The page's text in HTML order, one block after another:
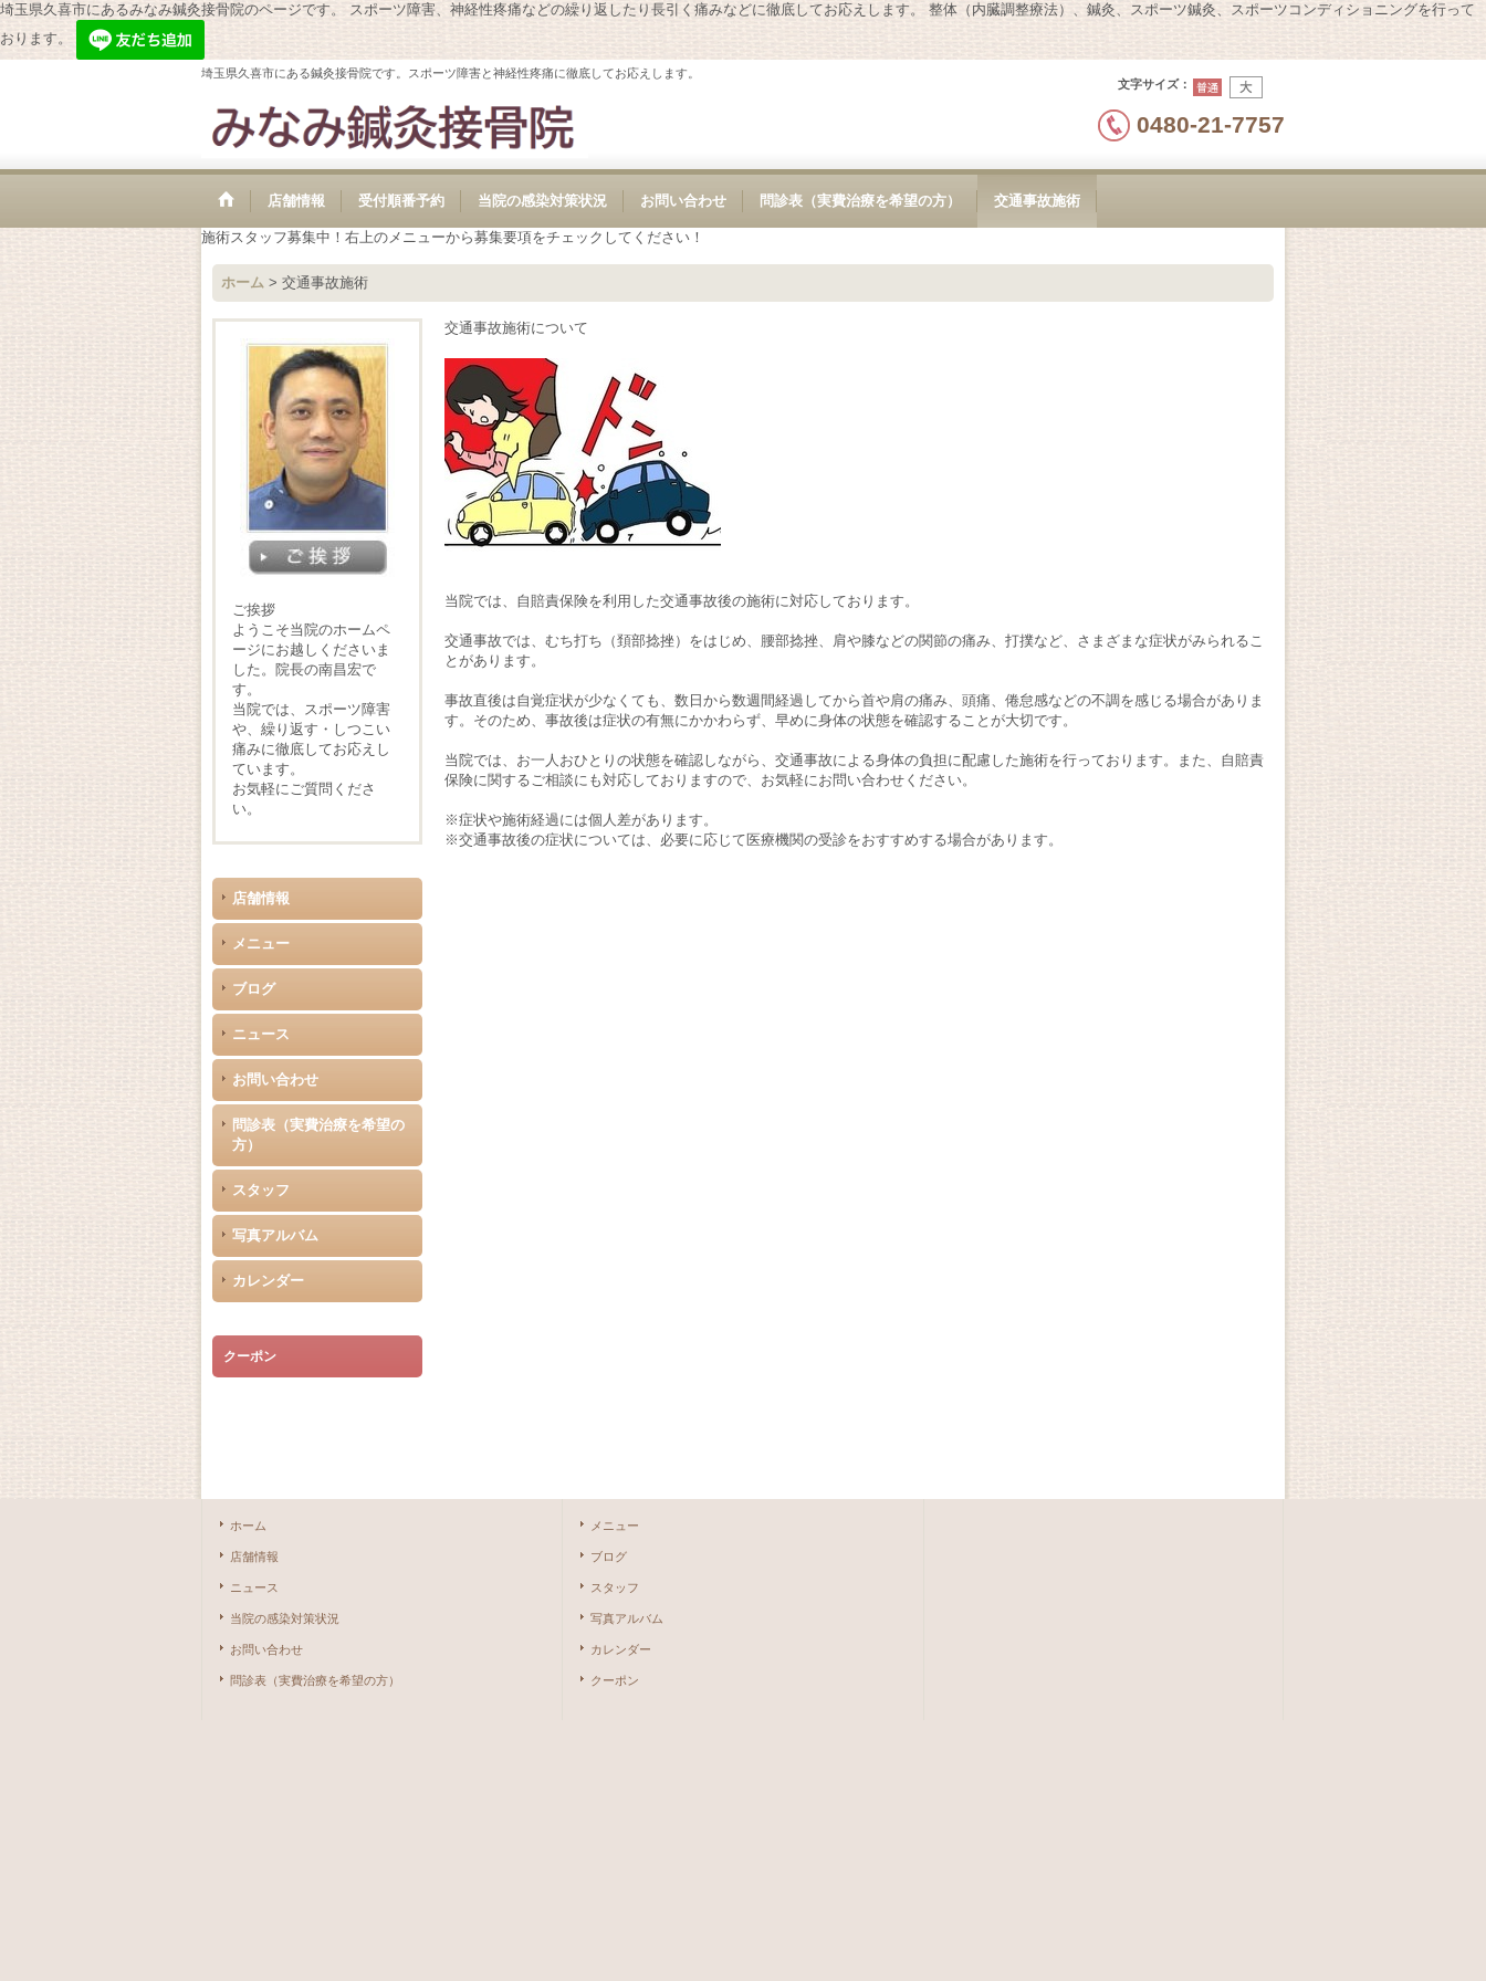
埼玉県久喜市にあるみなみ鍼灸接骨院のページです。 スポーツ障害、神経性疼痛などの繰り返したり長引く痛みなどに徹底してお応えします。 整体（内臓調整療法）、鍼灸、スポーツ鍼灸、スポーツコンディショニングを行って
おります。
埼玉県久喜市にある鍼灸接骨院です。スポーツ障害と神経性疼痛に徹底してお応えします。
文字サイズ：
0480-21-7757
店舗情報 受付順番予約 当院の感染対策状況 お問い合わせ 問診表（実費治療を希望の方） 交通事故施術
施術スタッフ募集中！右上のメニューから募集要項をチェックしてください！
ホーム > 交通事故施術
ご挨拶
ようこそ当院のホームペ
ージにお越しくださいま
した。院長の南昌宏で
す。
当院では、スポーツ障害
や、繰り返す・しつこい
痛みに徹底してお応えし
ています。
お気軽にご質問くださ
い。
店舗情報
メニュー
ブログ
ニュース
お問い合わせ
問診表（実費治療を希望の
方）
スタッフ
写真アルバム
カレンダー
クーポン
交通事故施術について
当院では、自賠責保険を利用した交通事故後の施術に対応しております。
交通事故では、むち打ち（頚部捻挫）をはじめ、腰部捻挫、肩や膝などの関節の痛み、打撲など、さまざまな症状がみられるこ
とがあります。
事故直後は自覚症状が少なくても、数日から数週間経過してから首や肩の痛み、頭痛、倦怠感などの不調を感じる場合がありま
す。そのため、事故後は症状の有無にかかわらず、早めに身体の状態を確認することが大切です。
当院では、お一人おひとりの状態を確認しながら、交通事故による身体の負担に配慮した施術を行っております。また、自賠責
保険に関するご相談にも対応しておりますので、お気軽にお問い合わせください。
※症状や施術経過には個人差があります。
※交通事故後の症状については、必要に応じて医療機関の受診をおすすめする場合があります。
ホーム
店舗情報
ニュース
当院の感染対策状況
お問い合わせ
問診表（実費治療を希望の方）
メニュー
ブログ
スタッフ
写真アルバム
カレンダー
クーポン